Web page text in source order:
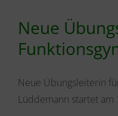
Neue
Neue Übungsleiterin
Lüddemann startet am